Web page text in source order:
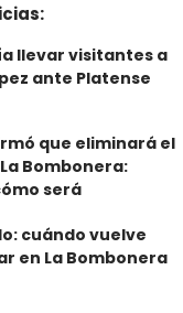
llevar visitantes a
ante Platense
que eliminará el
Bombonera:
será
cuándo vuelve
en La Bombonera